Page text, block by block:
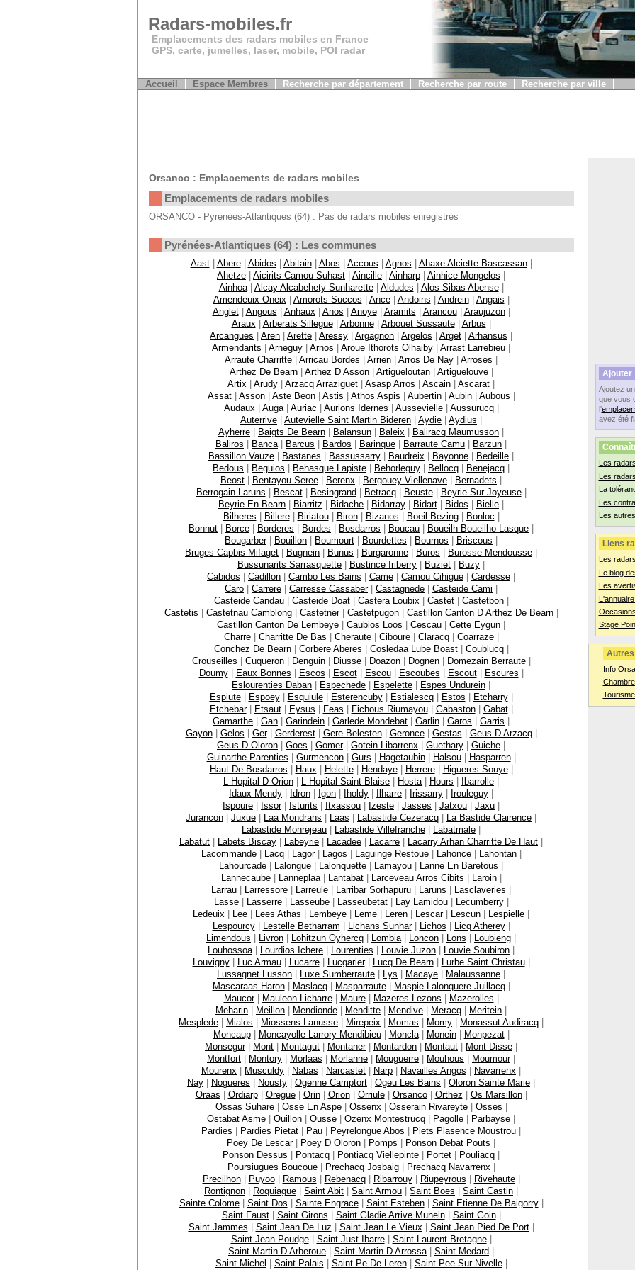
Radars-mobiles.fr
Emplacements des radars mobiles en France
GPS, carte, jumelles, laser, mobile, POI radar
Accueil Espace Membres Recherche par département Recherche par route Recherche par ville
Ajouter
Ajoutez un
que vous
l'
avez été
Les
Les
La
Les
Les
Liens
Les
Le blog
Les
Stage
Info
Orsanco : Emplacements de radars mobiles
Emplacements de radars mobiles
ORSANCO - Pyrénées-Atlantiques (64) : Pas de radars mobiles enregistrés
Pyrénées-Atlantiques (64) : Les communes
Aast| Abere| Abidos | Abitain| Abos | Accous | Agnos | Ahaxe Alciette Bascassan|
Ahetze | Aicirits Camou Suhast | Aincille | Ainharp | Ainhice Mongelos |
Ainhoa| Alcay Alcabehety Sunharette| Aldudes | Alos Sibas Abense|
Amendeuix Oneix | Amorots Succos | Ance| Andoins | Andrein| Angais |
Anglet| Angous | Anhaux | Anos | Anoye| Aramits | Arancou| Araujuzon|
Araux | Arberats Sillegue| Arbonne| Arbouet Sussaute| Arbus |
Arcangues | Aren | Arette | Aressy | Argagnon | Argelos | Arget | Arhansus |
Armendarits | Arneguy | Arnos | Aroue Ithorots Olhaiby | Arrast Larrebieu |
Arraute Charritte | Arricau Bordes | Arrien | Arros De Nay | Arroses |
Arthez De Bearn| Arthez D Asson| Artigueloutan| Artiguelouve|
Artix | Arudy | Arzacq Arraziguet | Asasp Arros | Ascain | Ascarat |
Assat| Asson| Aste Beon| Astis | Athos Aspis | Aubertin| Aubin| Aubous |
Audaux | Auga| Auriac | Aurions Idernes | Aussevielle| Aussurucq|
Auterrive | Autevielle Saint Martin Bideren | Aydie | Aydius |
Ayherre | Baigts De Bearn | Balansun | Baleix | Baliracq Maumusson |
Baliros | Banca | Barcus | Bardos | Barinque | Barraute Camu | Barzun |
Bassillon Vauze | Bastanes | Bassussarry | Baudreix | Bayonne | Bedeille |
Bedous | Beguios | Behasque Lapiste | Behorleguy | Bellocq | Benejacq |
Beost | Bentayou Seree | Berenx | Bergouey Viellenave | Bernadets |
Berrogain Laruns | Bescat| Besingrand| Betracq| Beuste| Beyrie Sur Joyeuse|
Beyrie En Bearn | Biarritz | Bidache | Bidarray | Bidart | Bidos | Bielle |
Bilheres | Billere| Biriatou| Biron| Bizanos | Boeil Bezing| Bonloc |
Bonnut | Borce | Borderes | Bordes | Bosdarros | Boucau | Boueilh Boueilho Lasque |
Bougarber| Bouillon | Boumourt | Bourdettes | Bournos | Briscous |
Bruges Capbis Mifaget | Bugnein | Bunus | Burgaronne | Buros | Burosse Mendousse |
Bussunarits Sarrasquette | Bustince Iriberry | Buziet | Buzy |
Cabidos | Cadillon | Cambo Les Bains | Came | Camou Cihigue | Cardesse |
Caro | Carrere | Carresse Cassaber| Castagnede | Casteide Cami |
Casteide Candau| Casteide Doat| Castera Loubix | Castet| Castetbon|
Castetis | Castetnau Camblong| Castetner| Castetpugon| Castillon Canton D Arthez De Bearn|
Castillon Canton De Lembeye | Caubios Loos | Cescau | Cette Eygun |
Charre| Charritte De Bas | Cheraute| Ciboure| Claracq| Coarraze|
Conchez De Bearn| Corbere Aberes | Cosledaa Lube Boast| Coublucq|
Crouseilles | Cuqueron| Denguin| Diusse| Doazon| Dognen| Domezain Berraute|
Doumy| Eaux Bonnes | Escos | Escot| Escou| Escoubes | Escout| Escures |
Eslourenties Daban | Espechede | Espelette | Espes Undurein |
Espiute| Espoey| Esquiule| Esterencuby| Estialescq| Estos | Etcharry|
Etchebar| Etsaut| Eysus | Feas | Fichous Riumayou| Gabaston| Gabat|
Gamarthe | Gan | Garindein | Garlede Mondebat | Garlin | Garos | Garris |
Gayon| Gelos | Ger| Gerderest| Gere Belesten| Geronce| Gestas | Geus D Arzacq|
Geus D Oloron | Goes | Gomer| Gotein Libarrenx | Guethary | Guiche |
Guinarthe Parenties | Gurmencon| Gurs | Hagetaubin| Halsou| Hasparren|
Haut De Bosdarros | Haux | Helette| Hendaye| Herrere| Higueres Souye|
L Hopital D Orion | L Hopital Saint Blaise | Hosta | Hours | Ibarrolle |
Idaux Mendy | Idron | Igon | Iholdy | Ilharre | Irissarry | Irouleguy |
Ispoure | Issor| Isturits | Itxassou | Izeste | Jasses | Jatxou | Jaxu |
Jurancon | Juxue | Laa Mondrans | Laas | Labastide Cezeracq | La Bastide Clairence |
Labastide Monrejeau | Labastide Villefranche | Labatmale |
Labatut | Labets Biscay | Labeyrie | Lacadee | Lacarre | Lacarry Arhan Charritte De Haut |
Lacommande| Lacq| Lagor| Lagos | Laguinge Restoue| Lahonce| Lahontan|
Lahourcade | Lalongue | Lalonquette | Lamayou | Lanne En Baretous |
Lannecaube| Lanneplaa| Lantabat| Larceveau Arros Cibits | Laroin|
Larrau | Larressore | Larreule | Larribar Sorhapuru | Laruns | Lasclaveries |
Lasse| Lasserre| Lasseube| Lasseubetat| Lay Lamidou| Lecumberry|
Ledeuix | Lee | Lees Athas | Lembeye | Leme | Leren | Lescar| Lescun | Lespielle |
Lespourcy| Lestelle Betharram | Lichans Sunhar| Lichos | Licq Atherey|
Limendous | Livron | Lohitzun Oyhercq | Lombia | Loncon | Lons | Loubieng |
Louhossoa | Lourdios Ichere | Lourenties | Louvie Juzon | Louvie Soubiron |
Louvigny| Luc Armau| Lucarre| Lucgarier| Lucq De Bearn| Lurbe Saint Christau|
Lussagnet Lusson | Luxe Sumberraute | Lys | Macaye | Malaussanne |
Mascaraas Haron| Maslacq| Masparraute| Maspie Lalonquere Juillacq|
Maucor| Mauleon Licharre| Maure| Mazeres Lezons | Mazerolles |
Meharin | Meillon | Mendionde | Menditte | Mendive | Meracq | Meritein |
Mesplede | Mialos | Miossens Lanusse | Mirepeix | Momas | Momy | Monassut Audiracq |
Moncaup| Moncayolle Larrory Mendibieu| Moncla| Monein| Monpezat|
Monsegur| Mont | Montagut | Montaner| Montardon | Montaut | Mont Disse |
Montfort | Montory | Morlaas | Morlanne | Mouguerre | Mouhous | Moumour|
Mourenx | Musculdy | Nabas | Narcastet | Narp | Navailles Angos | Navarrenx |
Nay | Nogueres | Nousty | Ogenne Camptort | Ogeu Les Bains | Oloron Sainte Marie |
Oraas | Ordiarp| Oregue| Orin| Orion| Orriule| Orsanco| Orthez | Os Marsillon|
Ossas Suhare| Osse En Aspe| Ossenx | Osserain Rivareyte| Osses |
Ostabat Asme | Ouillon | Ousse | Ozenx Montestrucq | Pagolle | Parbayse |
Pardies | Pardies Pietat | Pau | Peyrelongue Abos | Piets Plasence Moustrou |
Poey De Lescar| Poey D Oloron | Pomps | Ponson Debat Pouts |
Ponson Dessus | Pontacq | Pontiacq Viellepinte | Portet | Pouliacq |
Poursiugues Boucoue| Prechacq Josbaig| Prechacq Navarrenx |
Precilhon| Puyoo| Ramous | Rebenacq| Ribarrouy| Riupeyrous | Rivehaute|
Rontignon | Roquiague | Saint Abit | Saint Armou | Saint Boes | Saint Castin |
Sainte Colome| Saint Dos | Sainte Engrace| Saint Esteben| Saint Etienne De Baigorry|
Saint Faust| Saint Girons | Saint Gladie Arrive Munein| Saint Goin|
Saint Jammes | Saint Jean De Luz | Saint Jean Le Vieux | Saint Jean Pied De Port|
Saint Jean Poudge| Saint Just Ibarre| Saint Laurent Bretagne|
Saint Martin D Arberoue | Saint Martin D Arrossa | Saint Medard |
Saint Michel | Saint Palais | Saint Pe De Leren| Saint Pee Sur Nivelle|